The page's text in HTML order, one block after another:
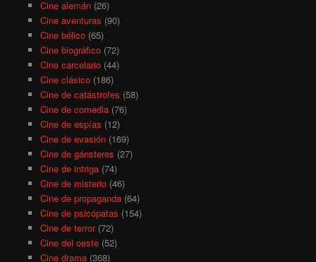
Cine alemán(26)
Cine aventuras (90)
Cine bélico(65)
Cine biográfico(72)
Cine carcelario(44)
Cine clásico(186)
Cine de catástrofes (58)
Cine de comedia(76)
Cine de espías (12)
Cine de evasión(169)
Cine de gánsteres (27)
Cine de intriga(74)
Cine de misterio(46)
Cine de propaganda(64)
Cine de psicópatas (154)
Cine de terror(72)
Cine del oeste(52)
Cine drama(368)